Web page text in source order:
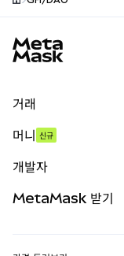
거래
무기한 선물
실물자산
머니 신규
개발자
MetaMask 받기